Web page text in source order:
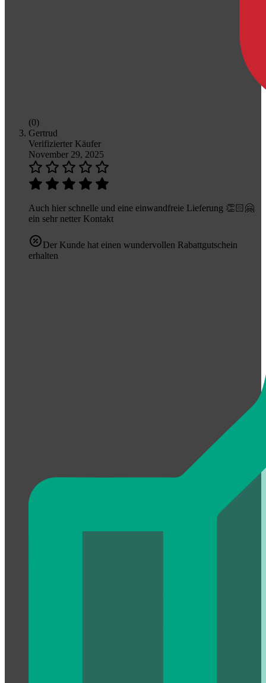
(0)
Gertrud
Verifizierter Käufer
November 29, 2025
Auch hier schnelle und eine einwandfreie Lieferung 👏🏻🤗
ein sehr netter Kontakt
Der Kunde hat einen wundervollen Rabattgutschein
erhalten